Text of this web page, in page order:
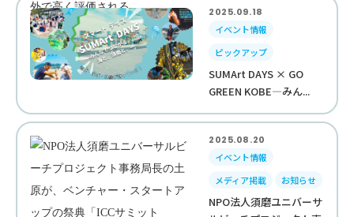
2025.09.18
イベント情報
ピックアップ
SUMArt DAYS × GO
GREEN KOBE—みん...
2025.08.20
イベント情報
メディア掲載
お知らせ
NPO法人須磨ユニバーサ